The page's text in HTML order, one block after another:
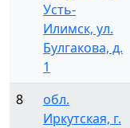
Усть-
Илимск, ул.
Булгакова, д.
1
8
обл.
Иркутская, г.